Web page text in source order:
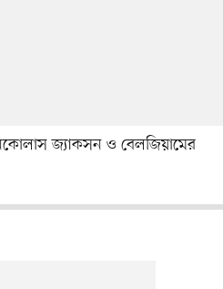
জ্যাকসন ও বেলজিয়ামের